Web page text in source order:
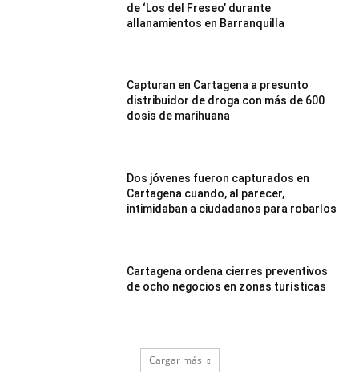
de ‘Los del Freseo’ durante
allanamientos en Barranquilla
Capturan en Cartagena a presunto
distribuidor de droga con más de 600
dosis de marihuana
Dos jóvenes fueron capturados en
Cartagena cuando, al parecer,
intimidaban a ciudadanos para robarlos
Cartagena ordena cierres preventivos
de ocho negocios en zonas turísticas
Cargar más